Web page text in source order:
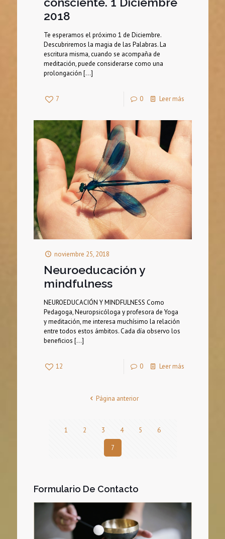
2018
Te esperamos el próximo 1 de Diciembre.
Descubriremos la magia de las Palabras. La
escritura misma, cuando se acompaña de
meditación, puede considerarse como una
prolongación […]
7 0 Leer más
noviembre 25, 2018
Neuroeducación y
mindfulness
NEUROEDUCACIÓN Y MINDFULNESS Como
Pedagoga, Neuropsicóloga y profesora de Yoga
y meditación, me interesa muchísimo la relación
entre todos estos ámbitos. Cada día observo los
beneficios […]
12 0 Leer más
Página anterior
1 2 3 4 5 6
7
Formulario De Contacto